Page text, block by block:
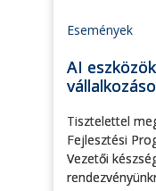
Események
AI
Tisztelettel
Fejlesztési
Vezetői